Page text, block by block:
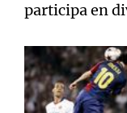
participa en